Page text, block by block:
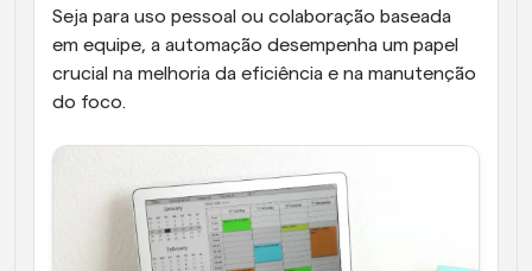
Seja para uso pessoal ou colaboração baseada
em equipe, a automação desempenha um papel
crucial na melhoria da eficiência e na manutenção
do foco.